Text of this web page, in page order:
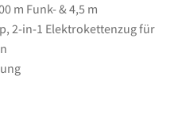
m Funk- & 4,5 m
2-in-1 Elektrokettenzug für